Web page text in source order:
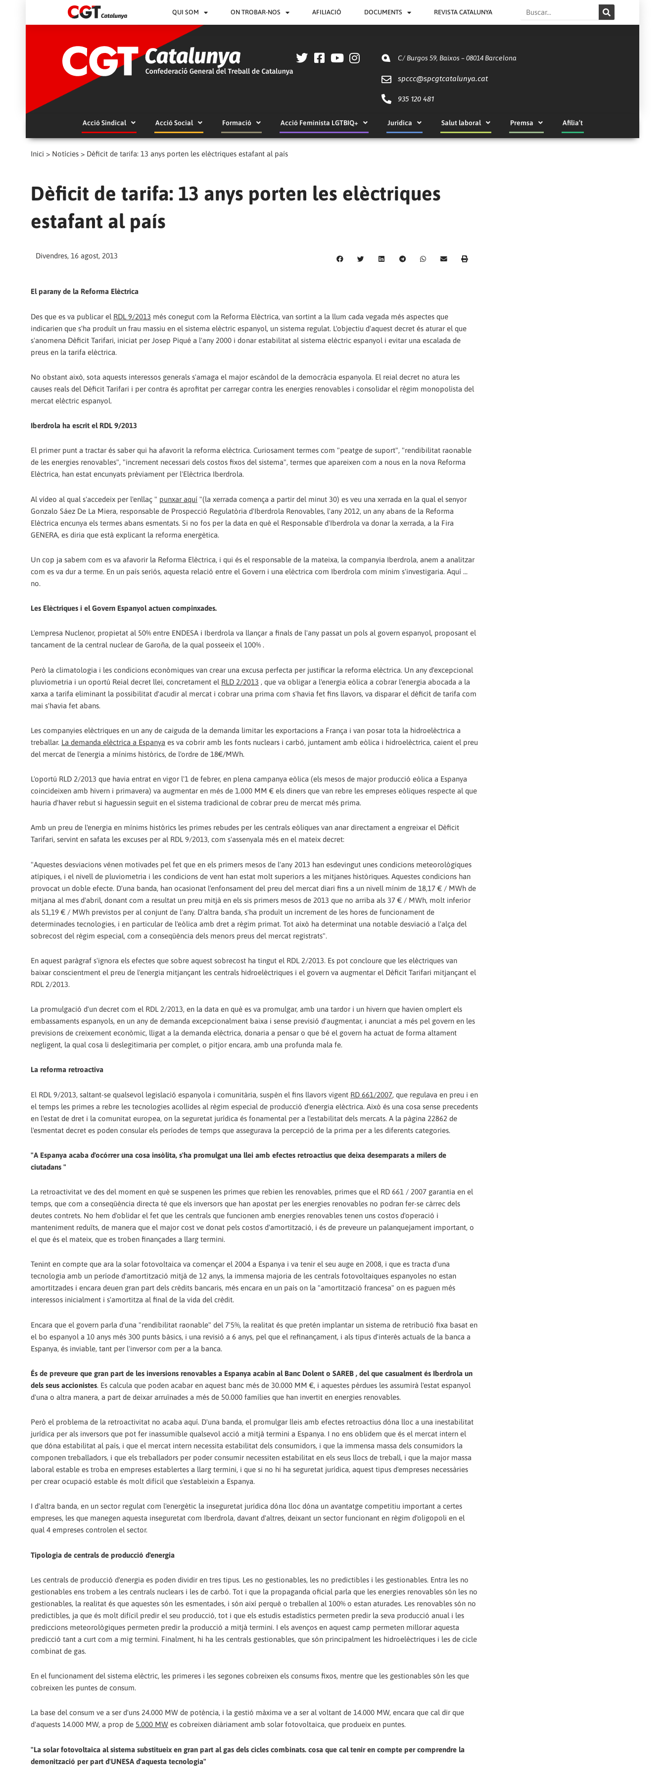
QUI SOM ON TROBAR-NOS AFILIACIÓ DOCUMENTS REVISTA CATALUNYA Search
C/ Burgos 59, Baixos – 08014 Barcelona
spccc@spcgtcatalunya.cat
935 120 481
Acció Sindical Acció Social Formació Acció Feminista LGTBIQ+ Jurídica Salut laboral Premsa Afilia’t
Inici > Notícies > Dèficit de tarifa: 13 anys porten les elèctriques estafant al país
Dèficit de tarifa: 13 anys porten les elèctriques
estafant al país
Divendres, 16 agost, 2013
El parany de la Reforma Elèctrica
Des que es va publicar el RDL 9/2013 més conegut com la Reforma Elèctrica, van sortint a la llum cada vegada més aspectes que
indicarien que s'ha produït un frau massiu en el sistema elèctric espanyol, un sistema regulat. L'objectiu d'aquest decret és aturar el que
s'anomena Dèficit Tarifari, iniciat per Josep Piqué a l'any 2000 i donar estabilitat al sistema elèctric espanyol i evitar una escalada de
preus en la tarifa elèctrica.
No obstant això, sota aquests interessos generals s'amaga el major escàndol de la democràcia espanyola. El reial decret no atura les
causes reals del Dèficit Tarifari i per contra és aprofitat per carregar contra les energies renovables i consolidar el règim monopolista del
mercat elèctric espanyol.
Iberdrola ha escrit el RDL 9/2013
El primer punt a tractar és saber qui ha afavorit la reforma elèctrica. Curiosament termes com "peatge de suport", "rendibilitat raonable
de les energies renovables", "increment necessari dels costos fixos del sistema", termes que apareixen com a nous en la nova Reforma
Elèctrica, han estat encunyats prèviament per l'Elèctrica Iberdrola.
Al vídeo al qual s'accedeix per l'enllaç " punxar aquí "(la xerrada comença a partir del minut 30) es veu una xerrada en la qual el senyor
Gonzalo Sáez De La Miera, responsable de Prospecció Regulatòria d'Iberdrola Renovables, l'any 2012, un any abans de la Reforma
Elèctrica encunya els termes abans esmentats. Si no fos per la data en què el Responsable d'Iberdrola va donar la xerrada, a la Fira
GENERA, es diria que està explicant la reforma energètica.
Un cop ja sabem com es va afavorir la Reforma Elèctrica, i qui és el responsable de la mateixa, la companyia Iberdrola, anem a analitzar
com es va dur a terme. En un país seriós, aquesta relació entre el Govern i una elèctrica com Iberdrola com mínim s'investigaria. Aquí ...
no.
Les Elèctriques i el Govern Espanyol actuen compinxades.
L'empresa Nuclenor, propietat al 50% entre ENDESA i Iberdrola va llançar a finals de l'any passat un pols al govern espanyol, proposant el
tancament de la central nuclear de Garoña, de la qual posseeix el 100% .
Però la climatologia i les condicions econòmiques van crear una excusa perfecta per justificar la reforma elèctrica. Un any d'excepcional
pluviometria i un oportú Reial decret llei, concretament el RLD 2/2013 , que va obligar a l'energia eòlica a cobrar l'energia abocada a la
xarxa a tarifa eliminant la possibilitat d'acudir al mercat i cobrar una prima com s'havia fet fins llavors, va disparar el dèficit de tarifa com
mai s'havia fet abans.
Les companyies elèctriques en un any de caiguda de la demanda limitar les exportacions a França i van posar tota la hidroelèctrica a
treballar. La demanda elèctrica a Espanya es va cobrir amb les fonts nuclears i carbó, juntament amb eòlica i hidroelèctrica, caient el preu
del mercat de l'energia a mínims històrics, de l'ordre de 18€/MWh.
L'oportú RLD 2/2013 que havia entrat en vigor l'1 de febrer, en plena campanya eòlica (els mesos de major producció eòlica a Espanya
coincideixen amb hivern i primavera) va augmentar en més de 1.000 MM € els diners que van rebre les empreses eòliques respecte al que
hauria d'haver rebut si haguessin seguit en el sistema tradicional de cobrar preu de mercat més prima.
Amb un preu de l'energia en mínims històrics les primes rebudes per les centrals eòliques van anar directament a engreixar el Dèficit
Tarifari, servint en safata les excuses per al RDL 9/2013, com s'assenyala més en el mateix decret:
"Aquestes desviacions vénen motivades pel fet que en els primers mesos de l'any 2013 han esdevingut unes condicions meteorològiques
atípiques, i el nivell de pluviometria i les condicions de vent han estat molt superiors a les mitjanes històriques. Aquestes condicions han
provocat un doble efecte. D'una banda, han ocasionat l'enfonsament del preu del mercat diari fins a un nivell mínim de 18,17 € / MWh de
mitjana al mes d'abril, donant com a resultat un preu mitjà en els sis primers mesos de 2013 que no arriba als 37 € / MWh, molt inferior
als 51,19 € / MWh previstos per al conjunt de l'any. D'altra banda, s'ha produït un increment de les hores de funcionament de
determinades tecnologies, i en particular de l'eòlica amb dret a règim primat. Tot això ha determinat una notable desviació a l'alça del
sobrecost del règim especial, com a conseqüència dels menors preus del mercat registrats".
En aquest paràgraf s'ignora els efectes que sobre aquest sobrecost ha tingut el RDL 2/2013. Es pot concloure que les elèctriques van
baixar conscientment el preu de l'energia mitjançant les centrals hidroelèctriques i el govern va augmentar el Dèficit Tarifari mitjançant el
RDL 2/2013.
La promulgació d'un decret com el RDL 2/2013, en la data en què es va promulgar, amb una tardor i un hivern que havien omplert els
embassaments espanyols, en un any de demanda excepcionalment baixa i sense previsió d'augmentar, i anunciat a més pel govern en les
previsions de creixement econòmic, lligat a la demanda elèctrica, donaria a pensar o que bé el govern ha actuat de forma altament
negligent, la qual cosa li deslegitimaria per complet, o pitjor encara, amb una profunda mala fe.
La reforma retroactiva
El RDL 9/2013, saltant-se qualsevol legislació espanyola i comunitària, suspèn el fins llavors vigent RD 661/2007, que regulava en preu i en
el temps les primes a rebre les tecnologies acollides al règim especial de producció d'energia elèctrica. Això és una cosa sense precedents
en l'estat de dret i la comunitat europea, on la seguretat jurídica és fonamental per a l'estabilitat dels mercats. A la pàgina 22862 de
l'esmentat decret es poden consular els períodes de temps que assegurava la percepció de la prima per a les diferents categories.
"A Espanya acaba d'ocórrer una cosa insòlita, s'ha promulgat una llei amb efectes retroactius que deixa desemparats a milers de
ciutadans "
La retroactivitat ve des del moment en què se suspenen les primes que rebien les renovables, primes que el RD 661 / 2007 garantia en el
temps, que com a conseqüència directa té que els inversors que han apostat per les energies renovables no podran fer-se càrrec dels
deutes contrets. No hem d'oblidar el fet que les centrals que funcionen amb energies renovables tenen uns costos d'operació i
manteniment reduïts, de manera que el major cost ve donat pels costos d'amortització, i és de preveure un palanquejament important, o
el que és el mateix, que es troben finançades a llarg termini.
Tenint en compte que ara la solar fotovoltaica va començar el 2004 a Espanya i va tenir el seu auge en 2008, i que es tracta d'una
tecnologia amb un període d'amortització mitjà de 12 anys, la immensa majoria de les centrals fotovoltaiques espanyoles no estan
amortitzades i encara deuen gran part dels crèdits bancaris, més encara en un país on la "amortització francesa" on es paguen més
interessos inicialment i s'amortitza al final de la vida del crèdit.
Encara que el govern parla d'una "rendibilitat raonable" del 7'5%, la realitat és que pretén implantar un sistema de retribució fixa basat en
el bo espanyol a 10 anys més 300 punts bàsics, i una revisió a 6 anys, pel que el refinançament, i als tipus d'interès actuals de la banca a
Espanya, és inviable, tant per l'inversor com per a la banca.
És de preveure que gran part de les inversions renovables a Espanya acabin al Banc Dolent o SAREB , del que casualment és Iberdrola un
dels seus accionistes. Es calcula que poden acabar en aquest banc més de 30.000 MM €, i aquestes pèrdues les assumirà l'estat espanyol
d'una o altra manera, a part de deixar arruïnades a més de 50.000 famílies que han invertit en energies renovables.
Però el problema de la retroactivitat no acaba aquí. D'una banda, el promulgar lleis amb efectes retroactius dóna lloc a una inestabilitat
jurídica per als inversors que pot fer inassumible qualsevol acció a mitjà termini a Espanya. I no ens oblidem que és el mercat intern el
que dóna estabilitat al país, i que el mercat intern necessita estabilitat dels consumidors, i que la immensa massa dels consumidors la
componen treballadors, i que els treballadors per poder consumir necessiten estabilitat en els seus llocs de treball, i que la major massa
laboral estable es troba en empreses establertes a llarg termini, i que si no hi ha seguretat jurídica, aquest tipus d'empreses necessàries
per crear ocupació estable és molt difícil que s'estableixin a Espanya.
I d'altra banda, en un sector regulat com l'energètic la inseguretat jurídica dóna lloc dóna un avantatge competitiu important a certes
empreses, les que manegen aquesta inseguretat com Iberdrola, davant d'altres, deixant un sector funcionant en règim d'oligopoli en el
qual 4 empreses controlen el sector.
Tipologia de centrals de producció d'energia
Les centrals de producció d'energia es poden dividir en tres tipus. Les no gestionables, les no predictibles i les gestionables. Entra les no
gestionables ens trobem a les centrals nuclears i les de carbó. Tot i que la propaganda oficial parla que les energies renovables són les no
gestionables, la realitat és que aquestes són les esmentades, i són així perquè o treballen al 100% o estan aturades. Les renovables són no
predictibles, ja que és molt difícil predir el seu producció, tot i que els estudis estadístics permeten predir la seva producció anual i les
prediccions meteorològiques permeten predir la producció a mitjà termini. I els avenços en aquest camp permeten millorar aquesta
predicció tant a curt com a mig termini. Finalment, hi ha les centrals gestionables, que són principalment les hidroelèctriques i les de cicle
combinat de gas.
En el funcionament del sistema elèctric, les primeres i les segones cobreixen els consums fixos, mentre que les gestionables són les que
cobreixen les puntes de consum.
La base del consum ve a ser d'uns 24.000 MW de potència, i la gestió màxima ve a ser al voltant de 14.000 MW, encara que cal dir que
d'aquests 14.000 MW, a prop de 5.000 MW es cobreixen diàriament amb solar fotovoltaica, que produeix en puntes.
"La solar fotovoltaica al sistema substitueix en gran part al gas dels cicles combinats. cosa que cal tenir en compte per comprendre la
demonització per part d'UNESA d'aquesta tecnologia"